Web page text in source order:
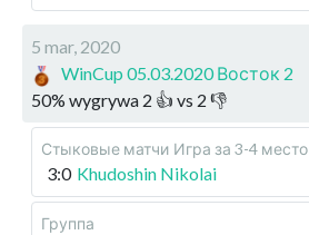
5 mar, 2020
WinCup 05.03.2020 Восток 2
50% wygrywa 2 👍 vs 2 👎
Стыковые матчи Игра за 3-4 место
3:0 Khudoshin Nikolai
Группа